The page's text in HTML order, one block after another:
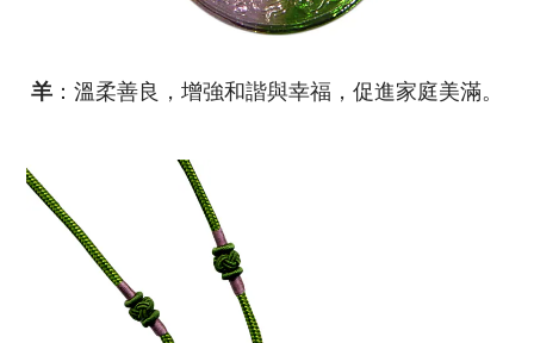
羊 ：溫柔善良，增強和諧與幸福，促進家庭美滿。